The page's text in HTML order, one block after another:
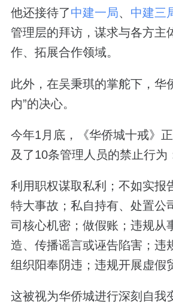
他还接待了中建一局、 中建三
管理层的拜访，谋求与各方主
作、拓展合作领域。
此外，在吴秉琪的掌舵下，华
内”的决心。
今年1月底，《华侨城十戒》
及了10条管理人员的禁止行为
利用职权谋取私利；不如实报
特大事故；私自持有、处置公
司核心机密；做假账；违规从
造、传播谣言或诬告陷害；违
组织阳奉阴违；违规开展虚假
这被视为华侨城进行深刻自我